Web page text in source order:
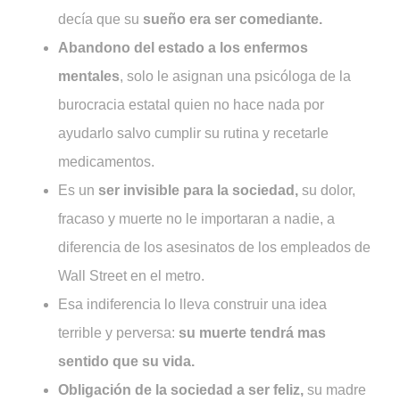
decía que su sueño era ser comediante.
Abandono del estado a los enfermos
mentales, solo le asignan una psicóloga de la
burocracia estatal quien no hace nada por
ayudarlo salvo cumplir su rutina y recetarle
medicamentos.
Es un ser invisible para la sociedad, su dolor,
fracaso y muerte no le importaran a nadie, a
diferencia de los asesinatos de los empleados de
Wall Street en el metro.
Esa indiferencia lo lleva construir una idea
terrible y perversa: su muerte tendrá mas
sentido que su vida.
Obligación de la sociedad a ser feliz, su madre